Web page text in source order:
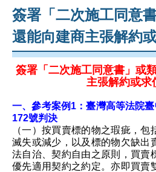
簽署「二次施工同意
還能向建商主張解約
簽署「二次施工同意書」或
主張解約或求
一、參考案例1：臺灣高等法院
172號判決
（一）按買賣標的物之瑕疵，包
滅失或減少，以及標的物欠缺出
法自治、契約自由之原則，買賣
優先適用契約之約定。亦即買賣